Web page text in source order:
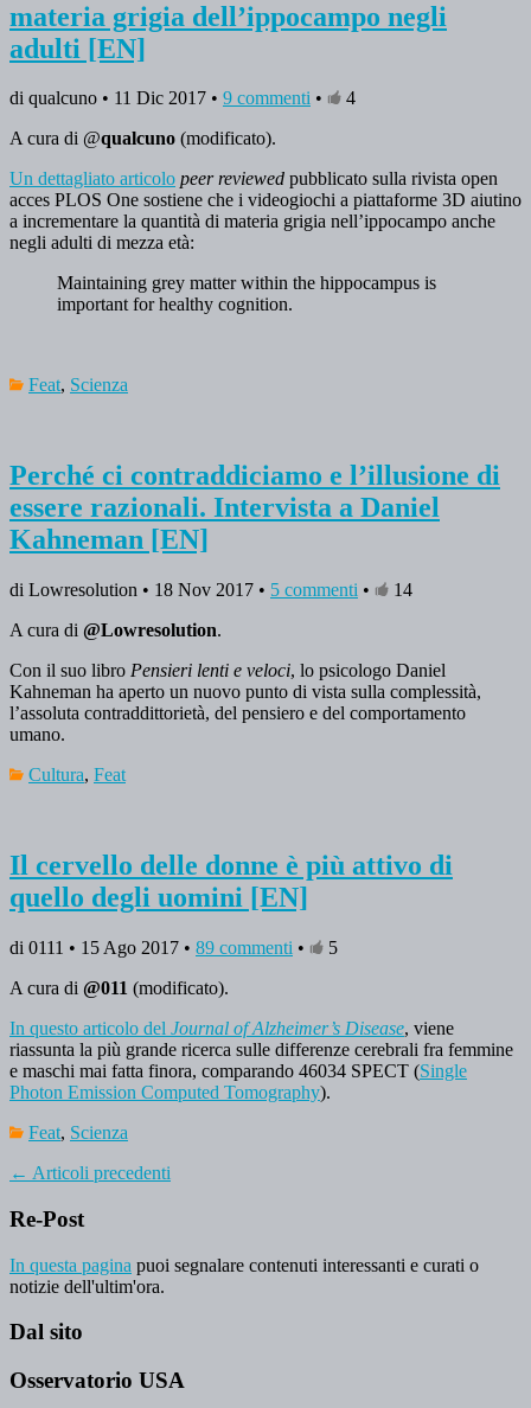
materia grigia dell’ippocampo negli
adulti [EN]
di qualcuno • 11 Dic 2017 • 9 commenti •
4
A cura di @qualcuno (modificato).
Un dettagliato articolo peer reviewed pubblicato sulla rivista open
acces PLOS One sostiene che i videogiochi a piattaforme 3D aiutino
a incrementare la quantità di materia grigia nell’ippocampo anche
negli adulti di mezza età:
Maintaining grey matter within the hippocampus is
important for healthy cognition.
Feat, Scienza
Perché ci contraddiciamo e l’illusione di
essere razionali. Intervista a Daniel
Kahneman [EN]
di Lowresolution • 18 Nov 2017 • 5 commenti •
14
A cura di @Lowresolution.
Con il suo libro Pensieri lenti e veloci, lo psicologo Daniel
Kahneman ha aperto un nuovo punto di vista sulla complessità,
l’assoluta contraddittorietà, del pensiero e del comportamento
umano.
Cultura, Feat
Il cervello delle donne è più attivo di
quello degli uomini [EN]
di 0111 • 15 Ago 2017 • 89 commenti •
5
A cura di @011 (modificato).
In questo articolo del Journal of Alzheimer’s Disease, viene
riassunta la più grande ricerca sulle differenze cerebrali fra femmine
e maschi mai fatta finora, comparando 46034 SPECT (Single
Photon Emission Computed Tomography).
Feat, Scienza
← Articoli precedenti
Re-Post
In questa pagina puoi segnalare contenuti interessanti e curati o
notizie dell'ultim'ora.
Dal sito
Osservatorio USA